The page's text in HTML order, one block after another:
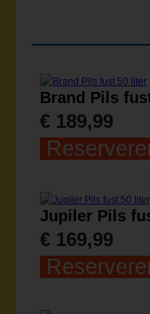
Brand Pils
€ 189,99
Jupiler Pils
€ 169,99